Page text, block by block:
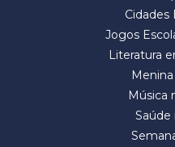
Cidades
Jogos
Literatura
Música
Saúde